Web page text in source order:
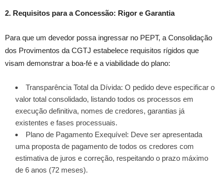
2. Requisitos para a Concessão: Rigor e Garantia
Para que um devedor possa ingressar no PEPT, a Consolidação
dos Provimentos da CGTJ estabelece requisitos rígidos que
visam demonstrar a boa-fé e a viabilidade do plano:
Transparência Total da Dívida: O pedido deve especificar o
valor total consolidado, listando todos os processos em
execução definitiva, nomes de credores, garantias já
existentes e fases processuais.
Plano de Pagamento Exequível: Deve ser apresentada
uma proposta de pagamento de todos os credores com
estimativa de juros e correção, respeitando o prazo máximo
de 6 anos (72 meses).